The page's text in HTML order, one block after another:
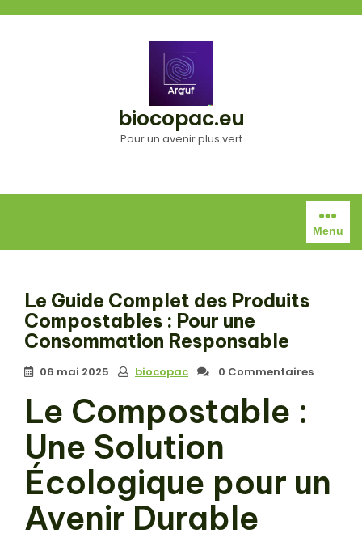
biocopac.eu
Pour un avenir plus vert
Menu
Le Guide Complet des Produits
Compostables : Pour une
Consommation Responsable
06 mai 2025 biocopac 0 Commentaires
Le Compostable :
Une Solution
Écologique pour un
Avenir Durable